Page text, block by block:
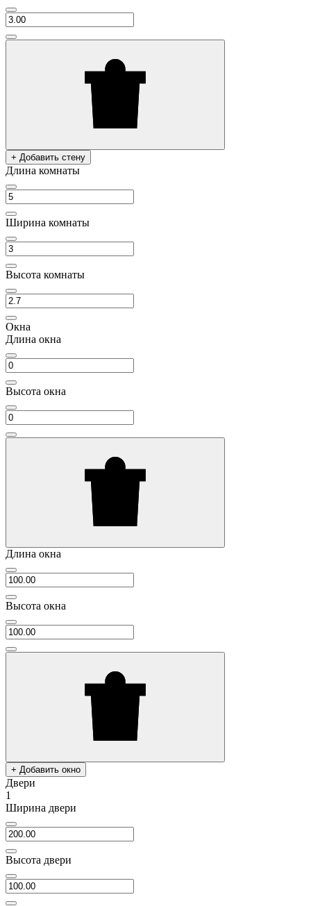
+ Добавить стену
Длина комнаты
Ширина комнаты
Высота комнаты
Окна
Длина окна
Высота окна
Длина окна
Высота окна
+ Добавить окно
Двери
1
Ширина двери
Высота двери